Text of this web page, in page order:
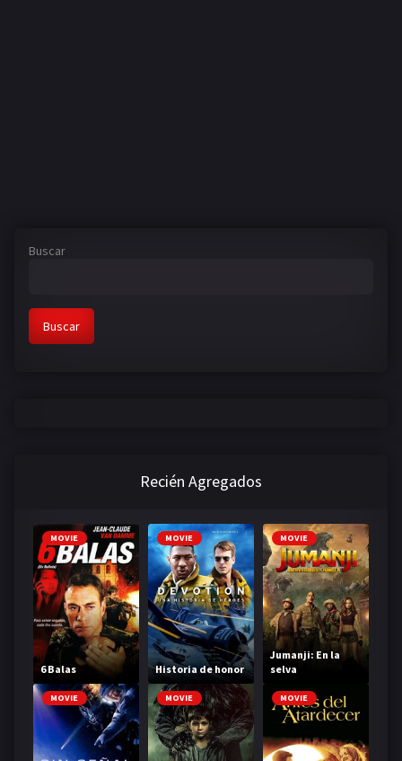
Buscar
Buscar
Recién Agregados
MOVIE
6 Balas
MOVIE
Historia de honor
MOVIE
Jumanji: En la
selva
MOVIE MOVIE MOVIE